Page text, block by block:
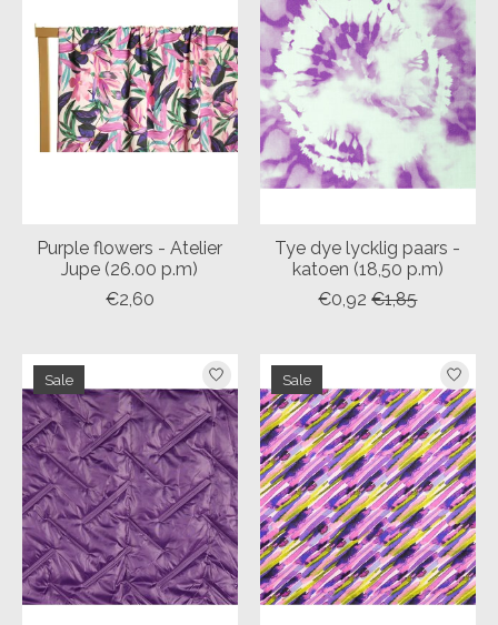
Purple flowers - Atelier
Jupe (26.00 p.m)
€2,60
Tye dye lycklig paars -
katoen (18,50 p.m)
€0,92 €1,85
Sale Sale